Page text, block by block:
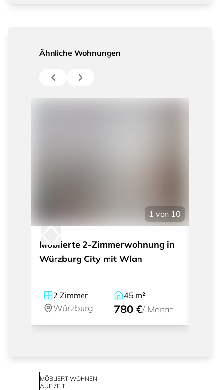
Ähnliche Wohnungen
1 von 10
Möblierte 2-Zimmerwohnung in
Würzburg City mit Wlan
2 Zimmer
Würzburg
45 m²
780 €/ Monat
MÖBLIERT WOHNEN
AUF ZEIT